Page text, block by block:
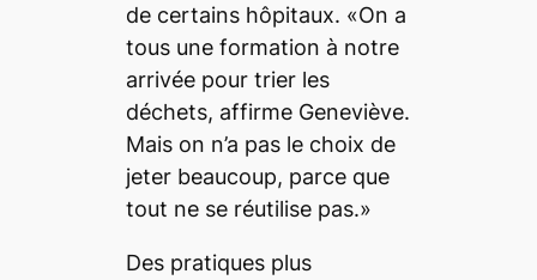
de certains hôpitaux. «On a
tous une formation à notre
arrivée pour trier les
déchets, affirme Geneviève.
Mais on n’a pas le choix de
jeter beaucoup, parce que
tout ne se réutilise pas.»
Des pratiques plus